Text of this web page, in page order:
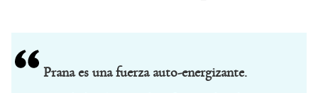
Prana es una fuerza auto-energizante.